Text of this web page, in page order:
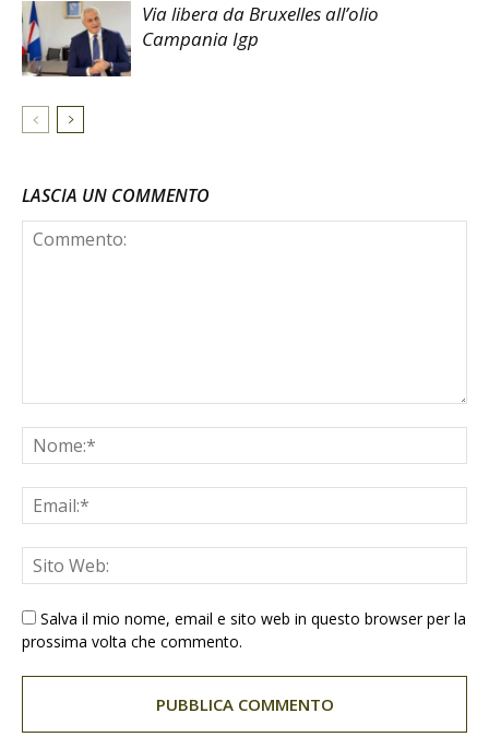
Via libera da Bruxelles all’olio
Campania Igp
LASCIA UN COMMENTO
Salva il mio nome, email e sito web in questo browser per la
prossima volta che commento.